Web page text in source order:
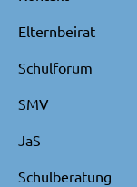
Elternbeirat
Schulforum
SMV
JaS
Schulberatung